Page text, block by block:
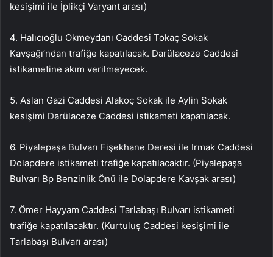
kesişimi ile İplikçi Varyant arası)
4. Halıcıoğlu Okmeydanı Caddesi Tokaç Sokak
Kavşağı’ndan trafiğe kapatılacak. Darülaceze Caddesi
istikametine akım verilmeyecek.
5. Aslan Gazi Caddesi Alakoç Sokak ile Aylin Sokak
kesişimi Darülaceze Caddesi istikameti kapatılacak.
6. Piyalepaşa Bulvarı Fişekhane Deresi ile Irmak Caddesi
Dolapdere istikameti trafiğe kapatılacaktır. (Piyalepaşa
Bulvarı Bp Benzinlik Önü ile Dolapdere Kavşak arası)
7. Ömer Hayyam Caddesi Tarlabaşı Bulvarı istikameti
trafiğe kapatılacaktır. (Kurtuluş Caddesi kesişimi ile
Tarlabaşı Bulvarı arası)